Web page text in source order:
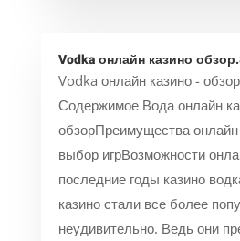
Vodka онлайн казино
Vodka онлайн казино -
Содержимое Вода онлайн
обзорПреимущества
выбор игрВозможности
последние годы казино
казино стали все более
неудивительно. Ведь они